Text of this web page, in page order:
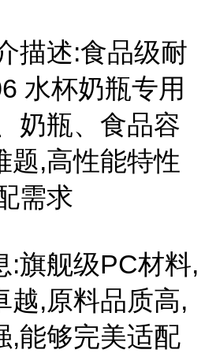
描述:食品级耐
水杯奶瓶专用
奶瓶、食品容
题,高性能特性
需求
:旗舰级PC材料,
越,原料品质高,
,能够完美适配